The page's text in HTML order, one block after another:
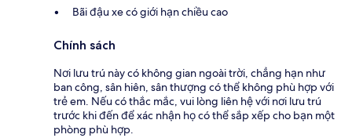
Bãi đậu xe có giới hạn chiều cao
Chính sách
Nơi lưu trú này có không gian ngoài trời, chẳng hạn như
ban công, sân hiên, sân thượng có thể không phù hợp với
trẻ em. Nếu có thắc mắc, vui lòng liên hệ với nơi lưu trú
trước khi đến để xác nhận họ có thể sắp xếp cho bạn một
phòng phù hợp.